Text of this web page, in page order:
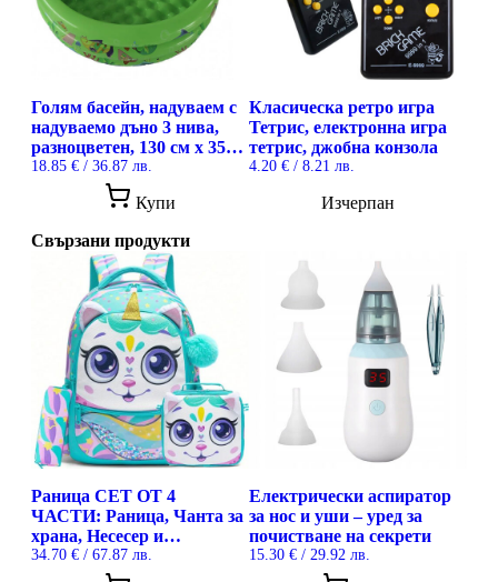
chosen
page
Голям басейн, надуваем с
надуваемо дъно 3 нива,
разноцветен, 130 см х 35
см
18.85 € / 36.87 лв.
Купи
variants.
options
chosen
the
product
page
Класическа ретро игра
Тетрис, електронна игра
тетрис, джобна конзола
4.20 € / 8.21 лв.
Изчерпан
Свързани продукти
Раница СЕТ ОТ 4
ЧАСТИ: Раница, Чанта за
храна, Несесер и
Ключодържател
34.70 € / 67.87 лв.
Електрически аспиратор
за нос и уши – уред за
почистване на секрети
15.30 € / 29.92 лв.